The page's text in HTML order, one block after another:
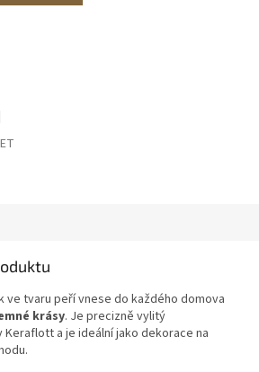
ve tvaru peří vnese do každého domova
krásy. Je precizně vylitý
Keraflott a je ideální jako dekorace na